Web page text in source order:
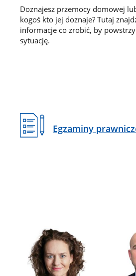
Doznajesz przemocy domowej
kogoś kto jej doznaje? Tutaj
informacje co zrobić, by
sytuację.
Egzaminy